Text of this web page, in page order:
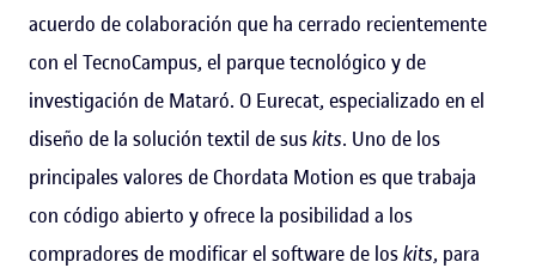
acuerdo de colaboración que ha cerrado recientemente
con el TecnoCampus, el parque tecnológico y de
investigación de Mataró. O Eurecat, especializado en el
diseño de la solución textil de suskits. Uno de los
principales valores de Chordata Motion es que trabaja
con código abierto y ofrece la posibilidad a los
compradores de modificar el software de loskits, para